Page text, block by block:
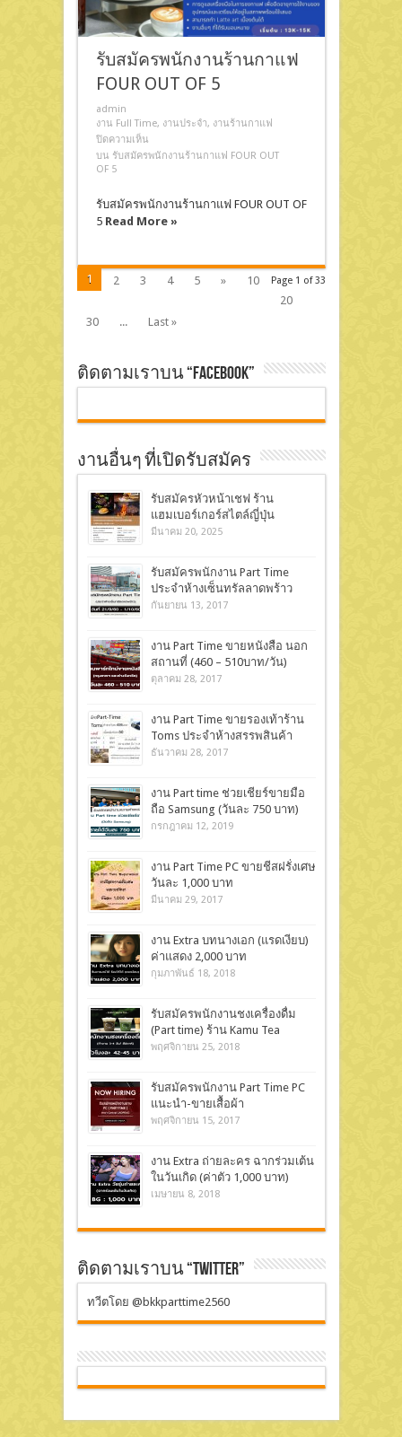
รับสมัครพนักงานร้านกาแฟ
FOUR OUT OF 5
admin
งาน Full Time, งานประจำ, งานร้านกาแฟ
ปิดความเห็น
บน รับสมัครพนักงานร้านกาแฟ FOUR OUT
OF 5
รับสมัครพนักงานร้านกาแฟ FOUR OUT OF
5 Read More »
Page 1 of 33
1 2 3 4 5 »
10
20
30
... Last »
ติดตามเราบน “Facebook”
งานอื่นๆ ที่เปิดรับสมัคร
รับสมัครหัวหน้าเชฟ ร้าน
แฮมเบอร์เกอร์สไตล์ญี่ปุ่น
มีนาคม 20, 2025
รับสมัครพนักงาน Part Time
ประจำห้างเซ็นทรัลลาดพร้าว
กันยายน 13, 2017
งาน Part Time ขายหนังสือ นอก
สถานที่ (460 – 510บาท/วัน)
ตุลาคม 28, 2017
งาน Part Time ขายรองเท้าร้าน
Toms ประจำห้างสรรพสินค้า
ธันวาคม 28, 2017
งาน Part time ช่วยเชียร์ขายมือ
ถือ Samsung (วันละ 750 บาท)
กรกฎาคม 12, 2019
งาน Part Time PC ขายชีสฝรั่งเศษ
วันละ 1,000 บาท
มีนาคม 29, 2017
งาน Extra บทนางเอก (แรดเงียบ)
ค่าแสดง 2,000 บาท
กุมภาพันธ์ 18, 2018
รับสมัครพนักงานชงเครื่องดื่ม
(Part time) ร้าน Kamu Tea
พฤศจิกายน 25, 2018
รับสมัครพนักงาน Part Time PC
แนะนำ-ขายเสื้อผ้า
พฤศจิกายน 15, 2017
งาน Extra ถ่ายละคร ฉากร่วมเต้น
ในวันเกิด (ค่าตัว 1,000 บาท)
เมษายน 8, 2018
ติดตามเราบน “Twitter”
ทวีตโดย @bkkparttime2560